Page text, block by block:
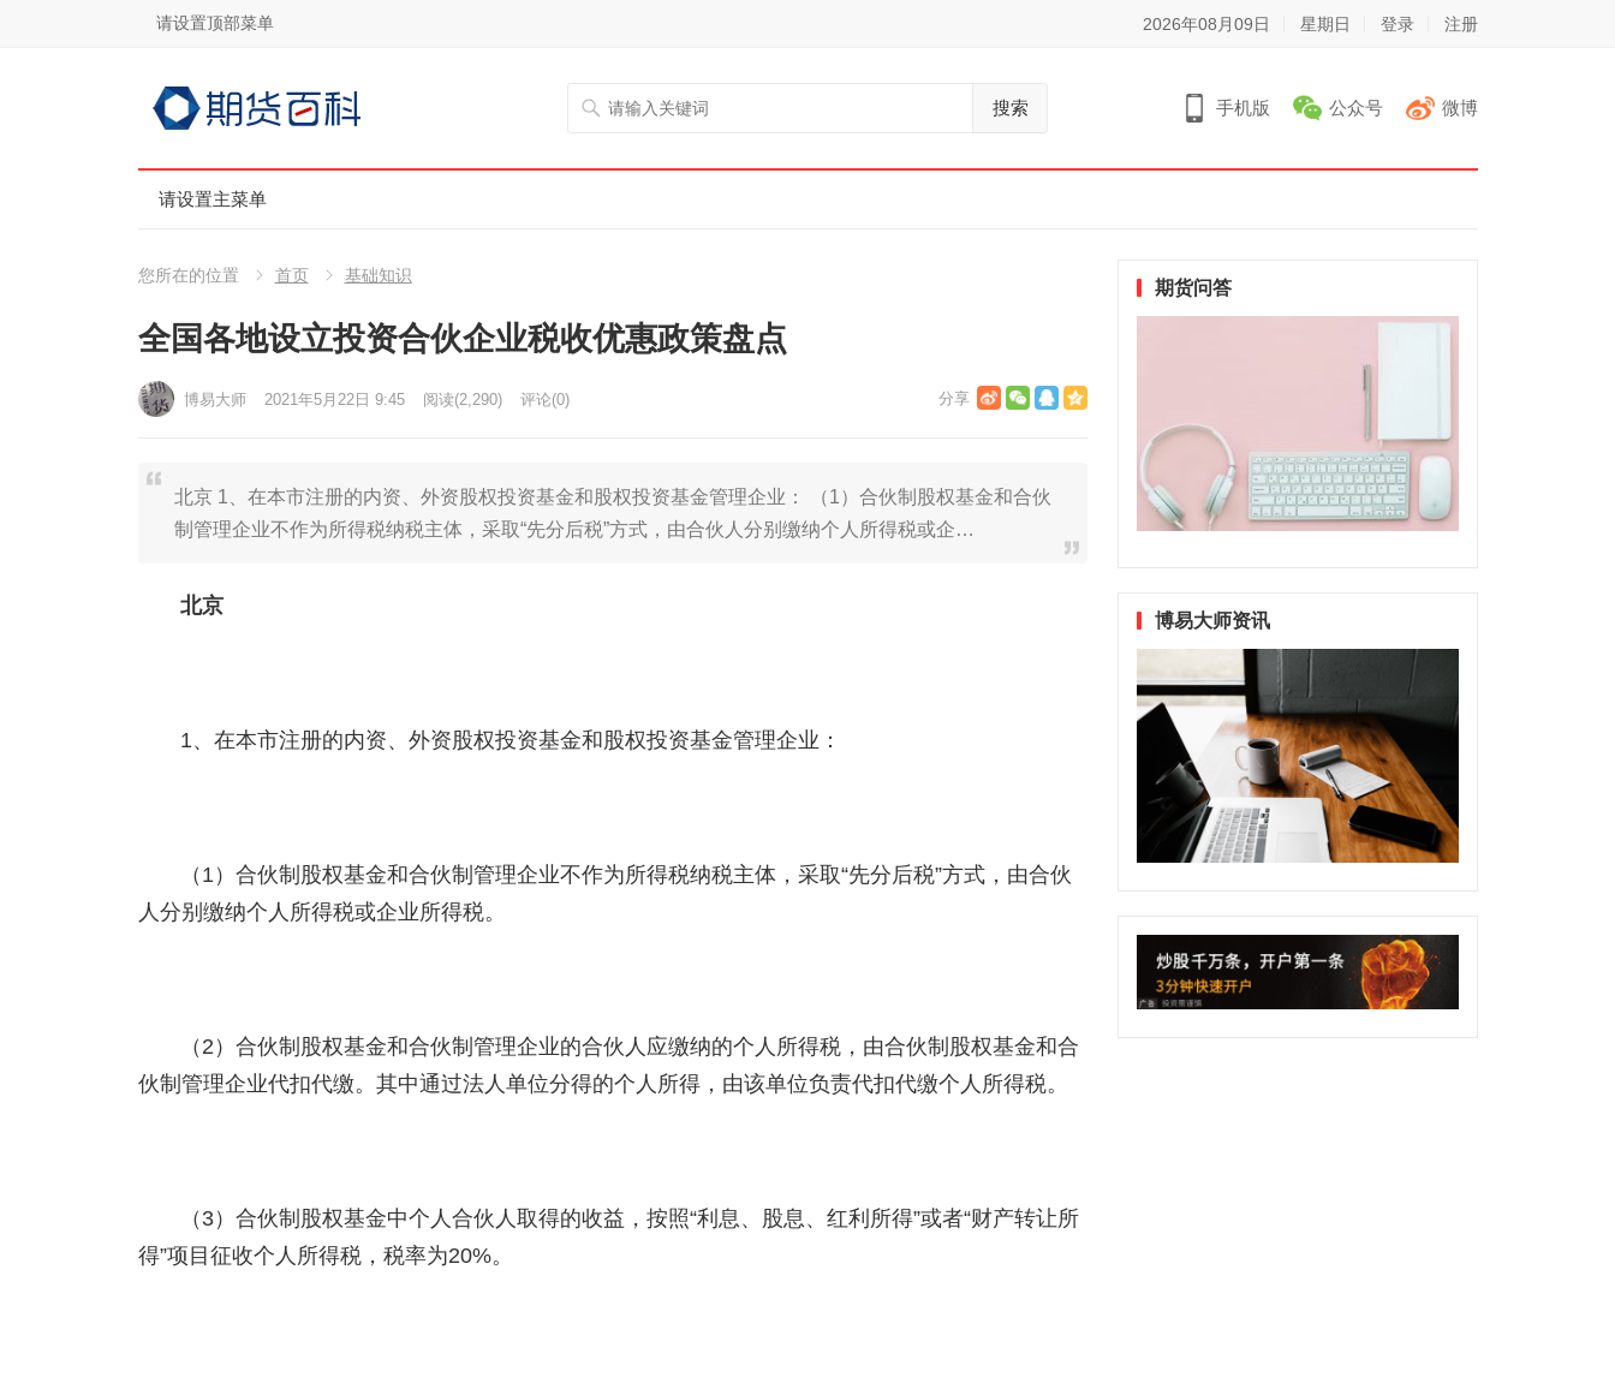
请设置顶部菜单 2026年08月09日 星期日 登录 注册
搜索 手机版 公众号 微博
请设置主菜单
您所在的位置 首页 基础知识
全国各地设立投资合伙企业税收优惠政策盘点
博易大师 2021年5月22日 9:45 阅读(2,290) 评论(0)
北京 1、在本市注册的内资、外资股权投资基金和股权投资基金管理企业： （1）合伙制股权基金和合伙
制管理企业不作为所得税纳税主体，采取“先分后税”方式，由合伙人分别缴纳个人所得税或企…
北京
1、在本市注册的内资、外资股权投资基金和股权投资基金管理企业：
（1）合伙制股权基金和合伙制管理企业不作为所得税纳税主体，采取“先分后税”方式，由合伙
人分别缴纳个人所得税或企业所得税。
（2）合伙制股权基金和合伙制管理企业的合伙人应缴纳的个人所得税，由合伙制股权基金和合
伙制管理企业代扣代缴。其中通过法人单位分得的个人所得，由该单位负责代扣代缴个人所得税。
（3）合伙制股权基金中个人合伙人取得的收益，按照“利息、股息、红利所得”或者“财产转让所
得”项目征收个人所得税，税率为20%。
期货问答
博易大师资讯